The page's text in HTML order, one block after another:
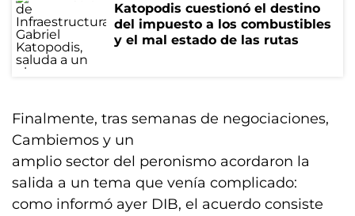
Katopodis cuestionó el destino
del impuesto a los combustibles
y el mal estado de las rutas
Finalmente, tras semanas de negociaciones,
Cambiemos y un
amplio sector del peronismo acordaron la
salida a un tema que venía complicado:
como informó ayer DIB, el acuerdo consiste